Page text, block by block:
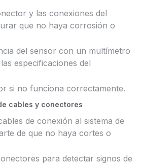
y las conexiones del
que no haya corrosión o
del sensor con un multímetro
especificaciones del
si no funciona correctamente.
cables y conectores
de conexión al sistema de
de que no haya cortes o
para detectar signos de